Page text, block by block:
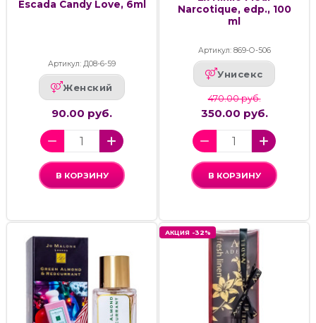
Escada Candy Love, 6ml
Артикул: Д08-6-59
Женский
90.00 руб.
В КОРЗИНУ
Narcotique, edp., 100
ml
Артикул: 869-О-506
Унисекс
470.00 руб.
350.00 руб.
В КОРЗИНУ
АКЦИЯ -32%